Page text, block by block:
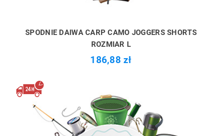
SPODNIE DAIWA CARP CAMO JOGGERS SHORTS
ROZMIAR L
186,88 zł